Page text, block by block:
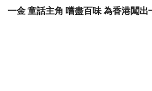
一金 童話主角 嚐盡百味 為香港闖出